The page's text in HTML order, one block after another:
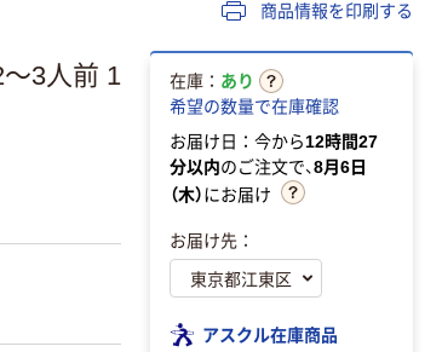
商品情報を印刷する
～3人前 1
在庫： あり
希望の数量で在庫確認
お届け日：今から12時間27
分以内のご注文で、8月6日
（木）にお届け
お届け先：
アスクル在庫商品